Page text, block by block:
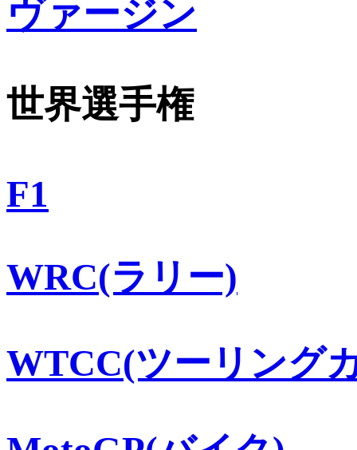
ヴァージン
世界選手権
F1
WRC(ラリー)
WTCC(ツーリング